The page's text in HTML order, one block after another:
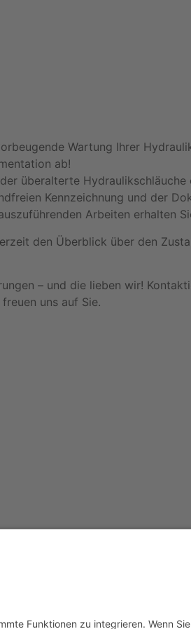
Wartung Ihrer
ab!
überalterte
Kennzeichnung und der
Arbeiten erhalten
den Überblick über den
– und die lieben wir!
uns auf Sie.